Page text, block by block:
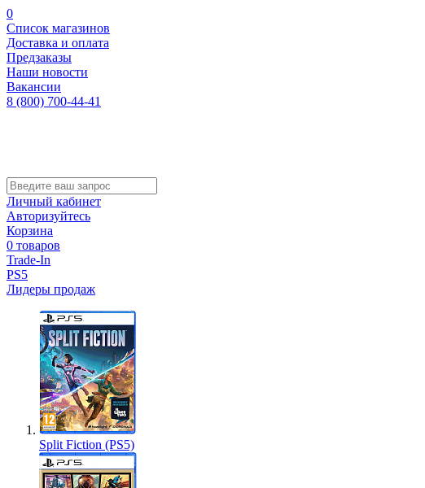
0
Список магазинов
Доставка и оплата
Предзаказы
Наши новости
Вакансии
8 (800) 700-44-41
Личный кабинет
Авторизуйтесь
Корзина
0 товаров
Trade-In
PS5
Лидеры продаж
Split Fiction (PS5)